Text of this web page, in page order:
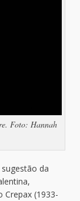
Foto: Hannah
da
Crepax (1933-